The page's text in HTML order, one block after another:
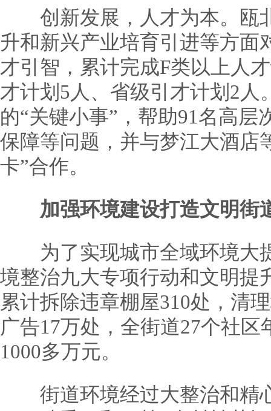
创新发展，人才为本。瓯
升和新兴产业培育引进等方面
才引智，累计完成F类以上人
才计划5人、省级引才计划2
的“关键小事”，帮助91名高
保障等问题，并与梦江大酒店
卡”合作。
加强环境建设打造文明街
为了实现城市全域环境大
境整治九大专项行动和文明提
累计拆除违章棚屋310处，清
广告17万处，全街道27个社
1000多万元。
街道环境经过大整治和精